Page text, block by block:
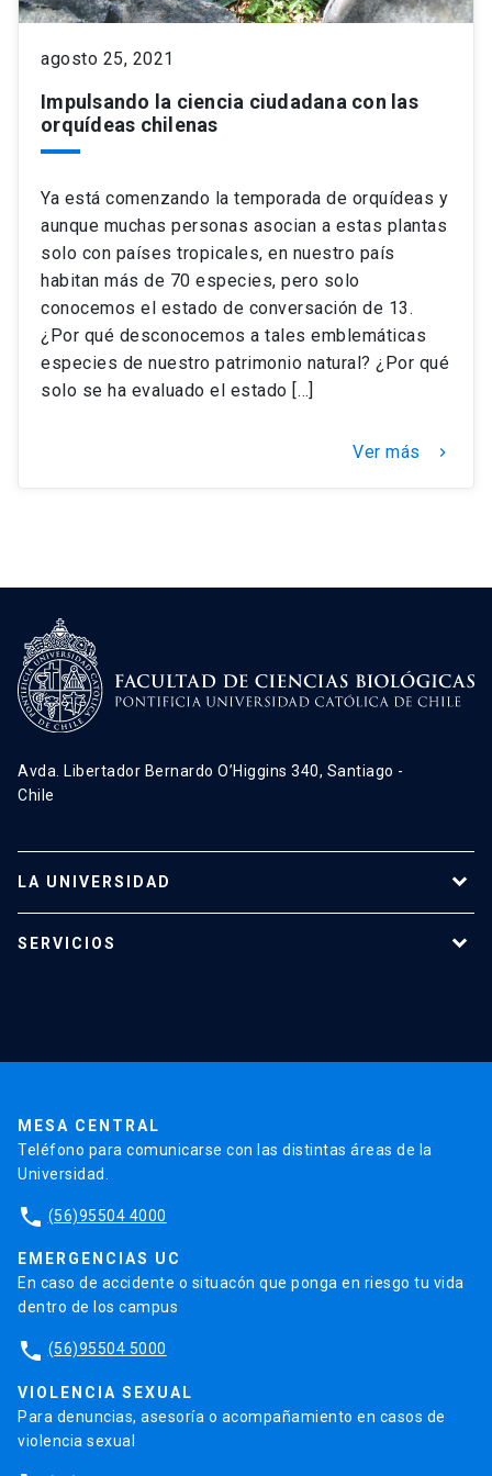
Académicos
Consejo de Facultad
Documentos FCB
Dirección Investigación
Grupos de Investigación
FCB en el Territorio
Redes Internacionales
Estudiantes
Pregrado
Centro de Estudiantes
Publicaciones
agosto 25, 2021
Impulsando la ciencia ciudadana con las
orquídeas chilenas
Ya está comenzando la temporada de orquídeas y
aunque muchas personas asocian a estas plantas
solo con países tropicales, en nuestro país
habitan más de 70 especies, pero solo
conocemos el estado de conversación de 13.
¿Por qué desconocemos a tales emblemáticas
especies de nuestro patrimonio natural? ¿Por qué
solo se ha evaluado el estado […]
Ver más keyboard_arrow_right
Avda. Libertador Bernardo O’Higgins 340, Santiago -
Chile
LA UNIVERSIDAD
SERVICIOS
MESA CENTRAL
Teléfono para comunicarse con las distintas áreas de la
Universidad.
phone (56)95504 4000
EMERGENCIAS UC
En caso de accidente o situacón que ponga en riesgo tu vida
dentro de los campus
phone (56)95504 5000
VIOLENCIA SEXUAL
Para denuncias, asesoría o acompañamiento en casos de
violencia sexual